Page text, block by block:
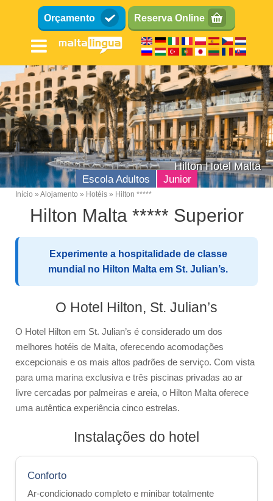
conteúdo
principal
Orçamento Reserva Online
Escola Adultos Junior
Escola de inglês
Instalações
Ensinar inglês
Equipe
ST Star Awards
Filiação e Certificações
Feedback
Erasmus+
Hilton Hotel Malta
Breadcrumb
Início Alojamento Hotéis Hilton *****
Hilton Malta ***** Superior
Experimente a hospitalidade de classe
mundial no Hilton Malta em St. Julian’s.
O Hotel Hilton, St. Julian’s
O Hotel Hilton em St. Julian’s é considerado um dos
melhores hotéis de Malta, oferecendo acomodações
excepcionais e os mais altos padrões de serviço. Com vista
para uma marina exclusiva e três piscinas privadas ao ar
livre cercadas por palmeiras e areia, o Hilton Malta oferece
uma autêntica experiência cinco estrelas.
Instalações do hotel
Conforto
Ar-condicionado completo e minibar totalmente